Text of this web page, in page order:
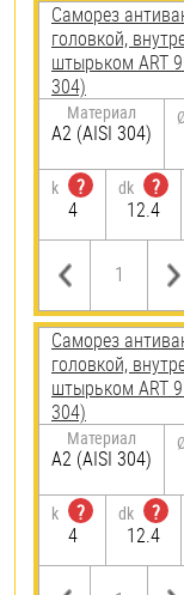
Саморез
головкой,
штырьком ART
304)
Материал
А2 (AISI 304)
k
?
4
dk
?
12.4
Саморез
головкой,
штырьком ART
304)
Материал
А2 (AISI 304)
k
?
4
dk
?
12.4